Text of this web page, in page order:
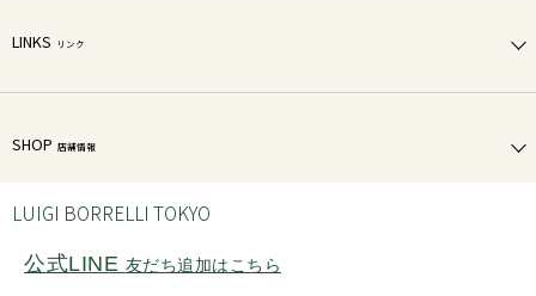
LINKS リンク
SHOP 店舗情報
LUIGI BORRELLI TOKYO
公式LINE 友だち追加はこちら